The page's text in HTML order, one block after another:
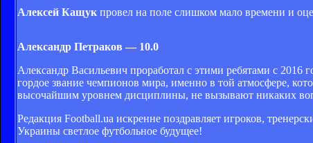
Алексей Кащук провел на поле слишком мало времени и
Александр Петраков — 10.0
Александр Васильевич проработал с этими ребятами с 2016
гордое звание чемпионов мира, именно в той атмосфере,
высочайшим уровнем дисциплины, не вызывают никаких
Редакция Football.ua искренне поздравляет игроков,
Украины светлое футбольное будущее!